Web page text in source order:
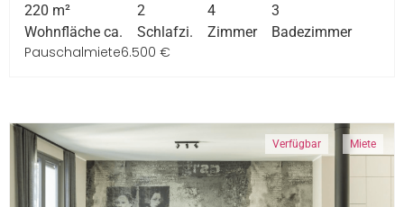
220 m²
Wohnfläche ca.
2
Schlafzi.
4
Zimmer
3
Badezimmer
Pauschalmiete6.500 €
Verfügbar Miete